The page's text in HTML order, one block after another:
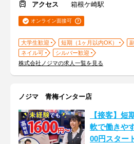
アクセス
箱根ケ崎駅
オンライン面接可
大学生歓迎 短期（1ヶ月以内OK）
ネイル可
シルバー歓迎
株式会社ノジマの求人一覧を見る
ノジマ 青梅インター店
【接客】
軟で働きや
00円スター